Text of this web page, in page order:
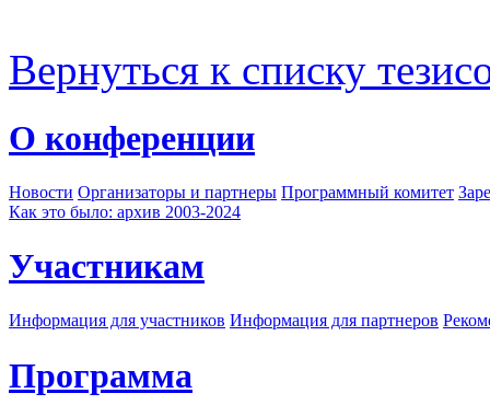
Вернуться к списку
О конференции
Новости Организаторы и партнеры Программный комитет
Как это было: архив 2003-2024
Участникам
Информация для участников Информация для партнеров
Программа